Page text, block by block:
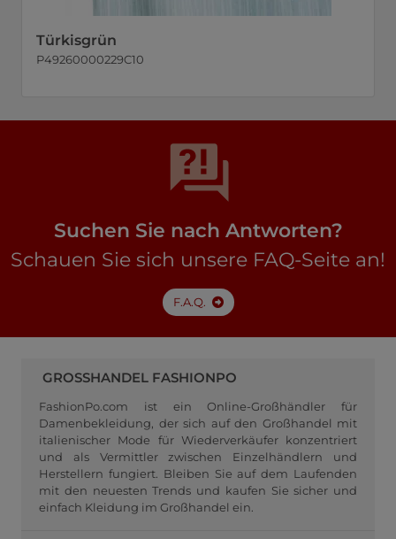
Türkisgrün
P49260000229C10
Suchen Sie nach Antworten?
Schauen Sie sich unsere FAQ-Seite an!
F.A.Q.
GROSSHANDEL FASHIONPO
FashionPo.com ist ein Online-Großhändler für
Damenbekleidung, der sich auf den Großhandel mit
italienischer Mode für Wiederverkäufer konzentriert
und als Vermittler zwischen Einzelhändlern und
Herstellern fungiert. Bleiben Sie auf dem Laufenden
mit den neuesten Trends und kaufen Sie sicher und
einfach Kleidung im Großhandel ein.